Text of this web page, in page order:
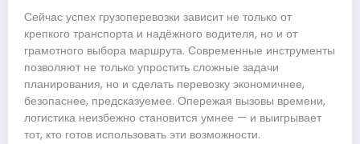
Сейчас успех грузоперевозки зависит не только от
крепкого транспорта и надёжного водителя, но и от
грамотного выбора маршрута. Современные инструменты
позволяют не только упростить сложные задачи
планирования, но и сделать перевозку экономичнее,
безопаснее, предсказуемее. Опережая вызовы времени,
логистика неизбежно становится умнее — и выигрывает
тот, кто готов использовать эти возможности.